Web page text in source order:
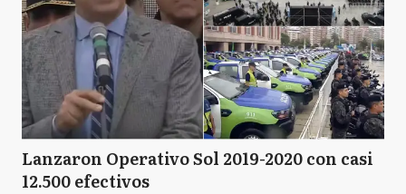
Lanzaron Operativo Sol 2019-2020 con casi
12.500 efectivos